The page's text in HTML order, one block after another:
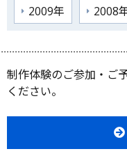
2009年 2008
制作体験のご参加・ご
ください。